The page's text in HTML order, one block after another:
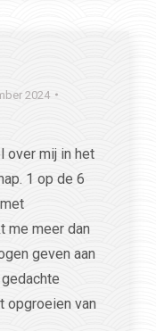
2024
over mij in het
1 op de 6
me meer dan
geven aan
opgroeien van